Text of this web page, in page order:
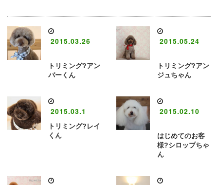
2015.03.26
トリミング?アン
バーくん
2015.05.24
トリミング?アン
ジュちゃん
2015.03.1
トリミング?レイ
くん
2015.02.10
はじめてのお客
様?シロップちゃ
ん